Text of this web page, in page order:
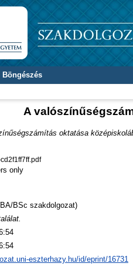
Böngészés
A
oktatása
only
BSc szakdolgozat)
eszterhazy.hu/id/eprint/16731